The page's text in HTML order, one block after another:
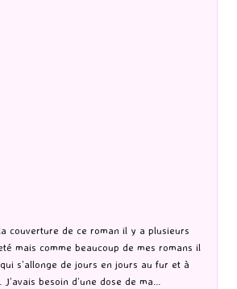
couverture de ce roman il y a plusieurs
mais comme beaucoup de mes romans il
s’allonge de jours en jours au fur et à
besoin d’une dose de ma...